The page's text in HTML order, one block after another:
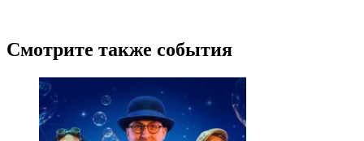
Смотрите также события